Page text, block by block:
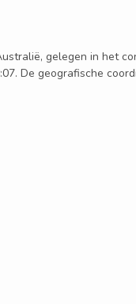
gelegen in het
De geografische